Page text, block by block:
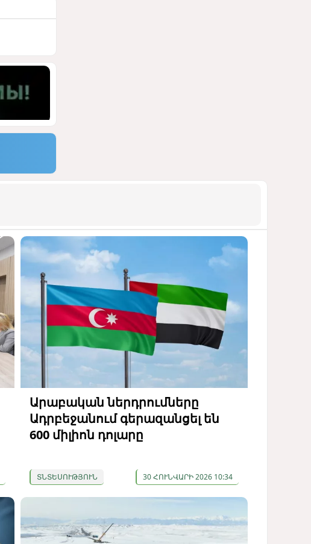
Արաբական ներդրումները
Ադրբեջանում գերազանցել են
600 միլիոն դոլարը
ՏՆՏԵՍՈՒԹՅՈՒՆ 30 ՀՈՒՆՎԱՐԻ 2026 10:34